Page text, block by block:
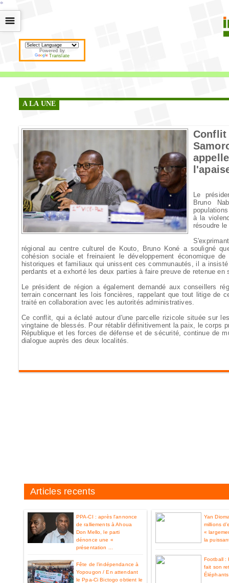
*
*
*
*
*
*
*
*
*
*
*
*
*
*
*
*
*
*
*
*
*
*
*
*
*
*
*
*
*
*
*
*
*
*
*
*
Powered by
Translate
☰
A LA UNE
Le
Bruno
à la
résoudre
régional au centre culturel de Kouto, Bruno Koné a souligné
cohésion sociale et freinaient le développement économique
historiques et familiaux qui unissent ces communautés, il a
perdants et a exhorté les deux parties à faire preuve de retenue
Le président de région a également demandé aux conseillers
terrain concernant les lois foncières, rappelant que tout litige de
traité en collaboration avec les autorités administratives.
Ce conflit, qui a éclaté autour d'une parcelle rizicole située sur
vingtaine de blessés. Pour rétablir définitivement la paix, le corps
République et les forces de défense et de sécurité, continue de
dialogue auprès des deux localités.
Articles recents
PPA-CI : après l'annonce
de ralliements à Ahoua
Don Mello, le parti
dénonce une «
présentation ...
Fête de l’indépendance à
Yopougon / En attendant
le Ppa-Ci Bictogo obtient le
Yan
millions
«
la
Football :
fait son